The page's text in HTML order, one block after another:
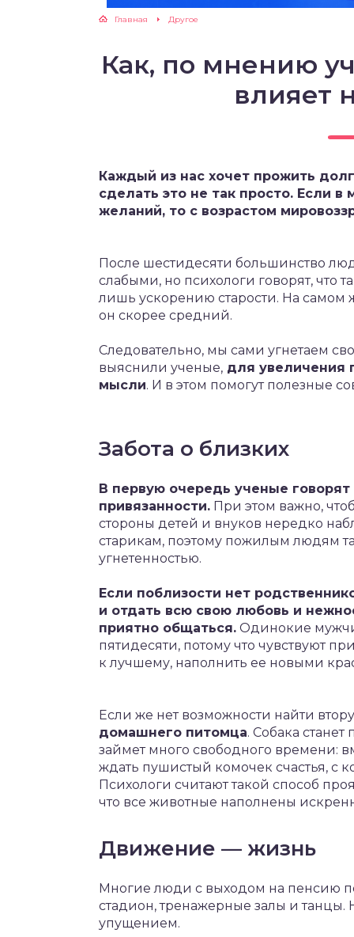
Главная Другое
Как, по мнению
влияет
Каждый из нас хочет прожить
сделать это не так просто. Если
желаний, то с возрастом
После шестидесяти большинство
слабыми, но психологи говорят, что
лишь ускорению старости. На самом
он скорее средний.
Следовательно, мы сами угнетаем
выяснили ученые, для увеличения
мысли. И в этом помогут полезные
Забота о близких
В первую очередь ученые
привязанности. При этом важно,
стороны детей и внуков нередко
старикам, поэтому пожилым людям
угнетенностью.
Если поблизости нет
и отдать всю свою любовь и
приятно общаться. Одинокие
пятидесяти, потому что чувствуют
к лучшему, наполнить ее новыми
Если же нет возможности найти
домашнего питомца. Собака
займет много свободного времени:
ждать пушистый комочек счастья, с
Психологи считают такой способ
что все животные наполнены
Движение — жизнь
Многие люди с выходом на пенсию
стадион, тренажерные залы и
упущением.